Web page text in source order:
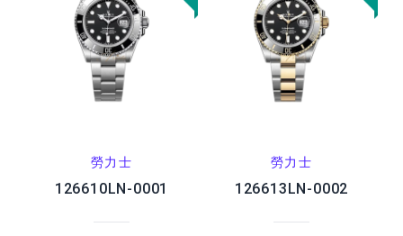
勞力士
126610LN-0001
勞力士
126613LN-0002